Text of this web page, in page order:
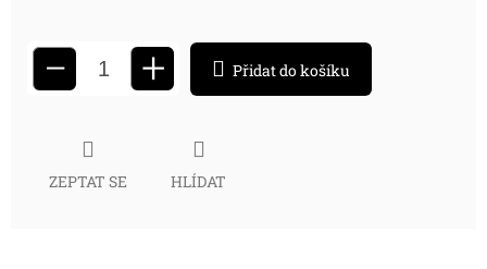
− + Přidat do košíku
ZEPTAT SE HLÍDAT